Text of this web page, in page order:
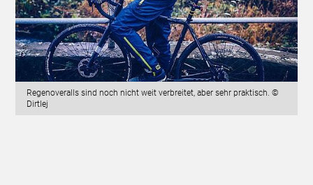
Regenoveralls sind noch nicht weit verbreitet, aber sehr praktisch. ©
Dirtlej